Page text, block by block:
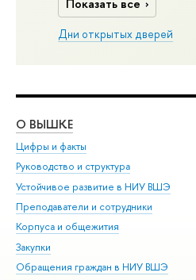
Показать все
Дни открытых дверей
О ВЫШКЕ
Цифры и факты
Руководство и структура
Устойчивое развитие в НИУ ВШЭ
Преподаватели и сотрудники
Корпуса и общежития
Закупки
Обращения граждан в НИУ ВШЭ